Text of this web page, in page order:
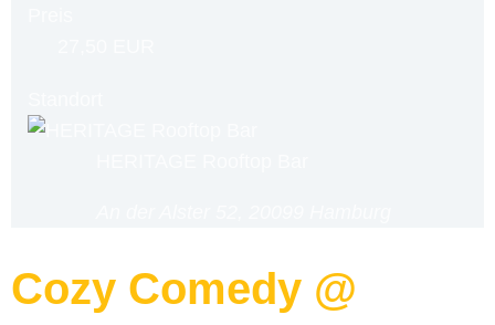
Cozy Comedy @